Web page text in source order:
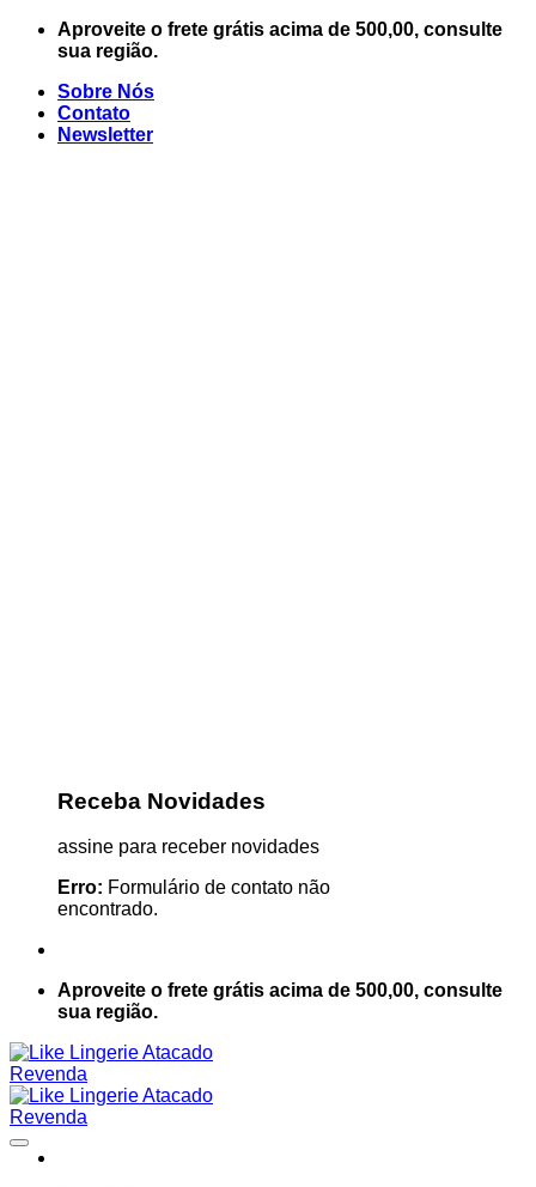
Skip
Aproveite o frete grátis acima de 500,00, consulte
sua região.
Sobre Nós
Contato
Newsletter
Receba Novidades
assine para receber novidades
Erro: Formulário de contato não
encontrado.
Aproveite o frete grátis acima de 500,00, consulte
sua região.